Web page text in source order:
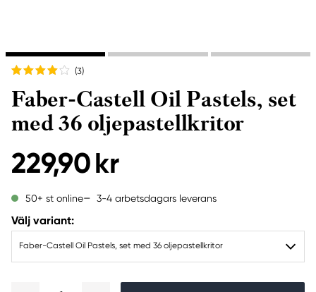
(3)
Faber-Castell Oil Pastels, set
med 36 oljepastellkritor
229,90 kr
50+ st online 3-4 arbetsdagars leverans
Välj variant:
Faber-Castell Oil Pastels, set med 36 oljepastellkritor